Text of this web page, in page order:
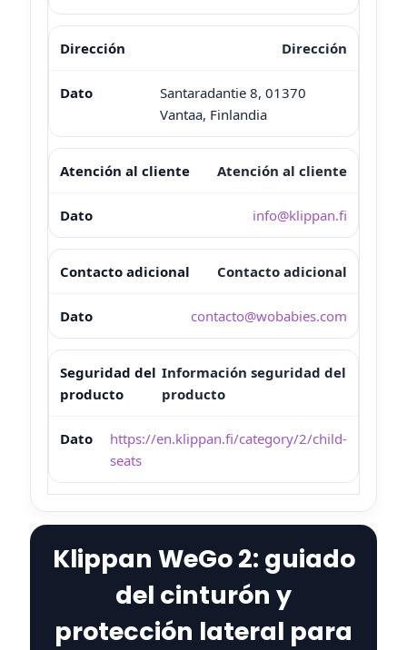
Dirección
Santaradantie 8, 01370
Vantaa, Finlandia
Atención al cliente
info@klippan.fi
Contacto adicional
contacto@wobabies.com
Información seguridad del
producto
https://en.klippan.fi/category/2/child-
seats
Klippan WeGo 2: guiado
del cinturón y
protección lateral para